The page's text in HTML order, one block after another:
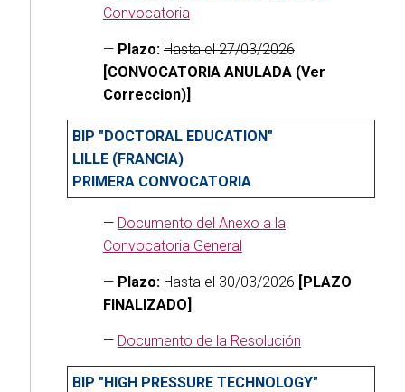
Convocatoria
— Plazo: Hasta el 27/03/2026
[CONVOCATORIA ANULADA (Ver
Correccion)]
BIP "DOCTORAL EDUCATION"
LILLE (FRANCIA)
PRIMERA CONVOCATORIA
— Documento del Anexo a la
Convocatoria General
— Plazo:Hasta el 30/03/2026 [PLAZO
FINALIZADO]
— Documento de la Resolución
BIP "HIGH PRESSURE TECHNOLOGY"